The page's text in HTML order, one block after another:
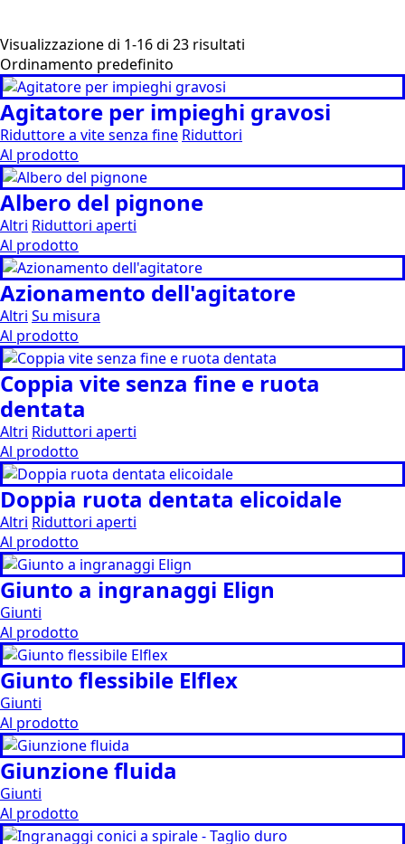
Visualizzazione di 1-16 di 23 risultati
Agitatore per impieghi gravosi
Riduttore a vite senza fine Riduttori
Al prodotto
Albero del pignone
Altri Riduttori aperti
Al prodotto
Azionamento dell'agitatore
Altri Su misura
Al prodotto
Coppia vite senza fine e ruota
dentata
Altri Riduttori aperti
Al prodotto
Doppia ruota dentata elicoidale
Altri Riduttori aperti
Al prodotto
Giunto a ingranaggi Elign
Giunti
Al prodotto
Giunto flessibile Elflex
Giunti
Al prodotto
Giunzione fluida
Giunti
Al prodotto